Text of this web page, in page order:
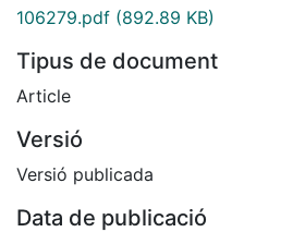
106279.pdf (892.89 KB)
Tipus de document
Article
Versió
Versió publicada
Data de publicació